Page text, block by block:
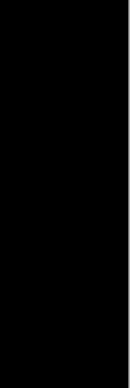
Hallenbeck,
(as Cora
papel de Declan
Con una duración de
diálogos originales
ha sido
a cargo de